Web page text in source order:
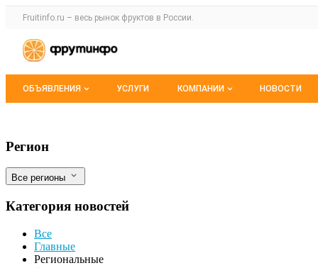
Раздел навигации по сайту fruitinfo.ru
Fruitinfo.ru – весь рынок фруктов в России.
Авторизация и меню пользователя
Навигация по разделам сайта fruitinfo.ru
ОБЪЯВЛЕНИЯ
Мои объявления
УСЛУГИ КОМПАНИИ НОВОСТИ
В двух хозяйствах Кубани отменили
Фильтры
Регион
Все регионы
Категория новостей
Все
Главные
Региональные